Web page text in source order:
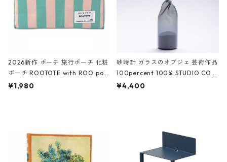
2026新作 ポーチ 旅行ポーチ 化粧
ポーチ ROOTOTE with ROO pou
ch 3532 ルートート WR.ポーチ.ラ
¥1,980
砂時計 ガラスのオブジェ 芸術作品
100percent 100% STUDIO COH
AKU Timeless 100パーセント ス
¥4,400